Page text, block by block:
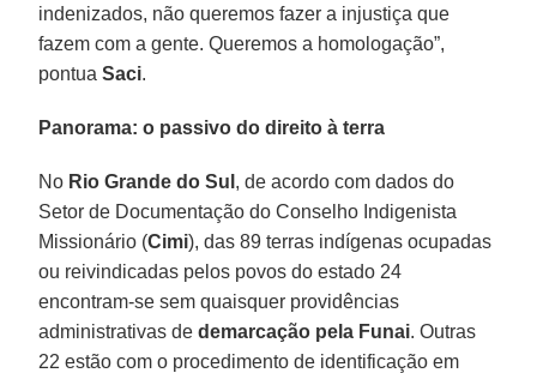
indenizados, não queremos fazer a injustiça que
fazem com a gente. Queremos a homologação”,
pontuaSaci.
Panorama: o passivo do direito à terra
No Rio Grande do Sul , de acordo com dados do
Setor de Documentação do Conselho Indigenista
Missionário (Cimi), das 89 terras indígenas ocupadas
ou reivindicadas pelos povos do estado 24
encontram-se sem quaisquer providências
administrativas dedemarcação pela Funai. Outras
22 estão com o procedimento de identificação em